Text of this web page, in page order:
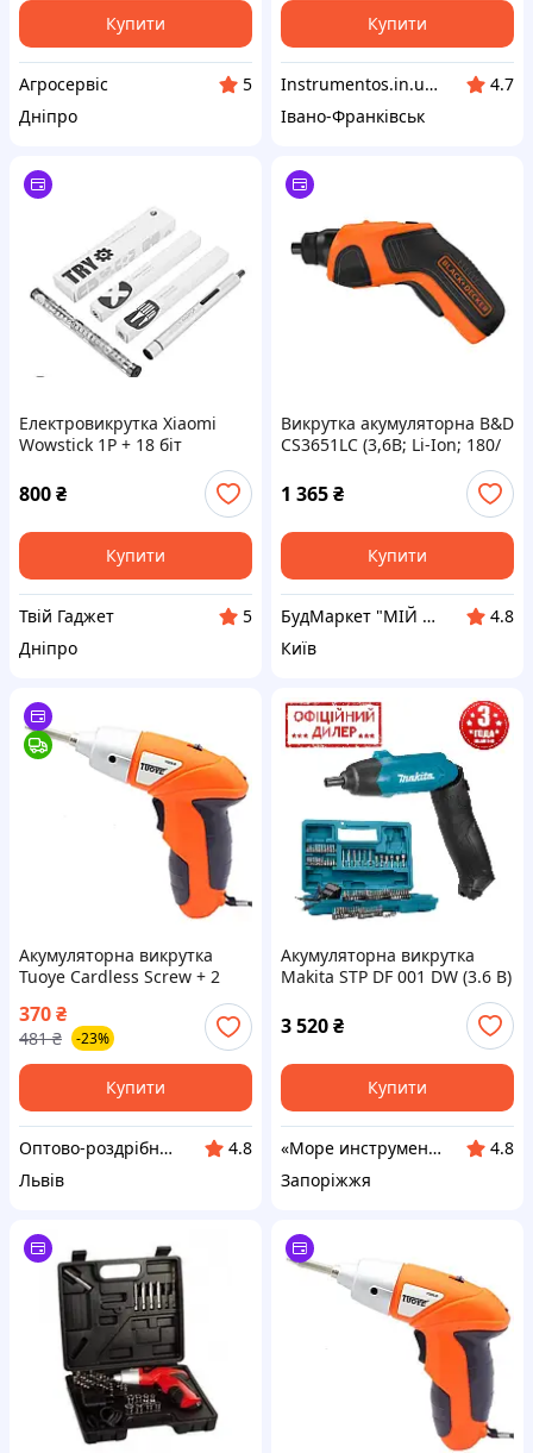
Купити
Агросервіс
5
Дніпро
Купити
Instrumentos.in.ua интернет-магазин
4.7
Івано-Франківськ
Електровикрутка Xiaomi
Wowstick 1P + 18 біт
800₴
Купити
Твій Гаджет
5
Дніпро
Викрутка акумуляторна B&D
CS3651LC (3,6В; Li-Ion; 180/
1 365₴
Купити
БудМаркет "МІЙ ДІМ"
4.8
Київ
Акумуляторна викрутка
Tuoye Cardless Screw + 2
370₴
481 ₴ -23%
Купити
Оптово-роздрібний інтернет-магазин "NicePrice"
4.8
Львів
Акумуляторна викрутка
Makita STP DF 001 DW (3.6 В)
Електрична акумуляторна
викрутка
3 520₴
Купити
«Море инструментов»
4.8
Запоріжжя